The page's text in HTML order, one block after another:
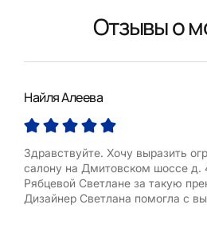
Отзывы о
Найля Алеева
Здравствуйте. Хочу выразить
салону на Дмитовском шоссе д.
Рябцевой Светлане за такую
Дизайнер Светлана помогла с